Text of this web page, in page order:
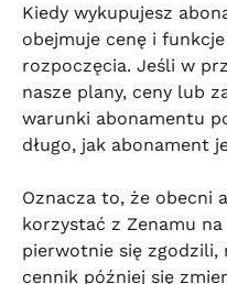
Kiedy wykupujesz
obejmuje cenę i
rozpoczęcia. Jeśli w
nasze plany, ceny lub
warunki abonamentu
długo, jak abonament
Oznacza to, że obecni
korzystać z Zenamu
pierwotnie się zgodzili,
cennik później się